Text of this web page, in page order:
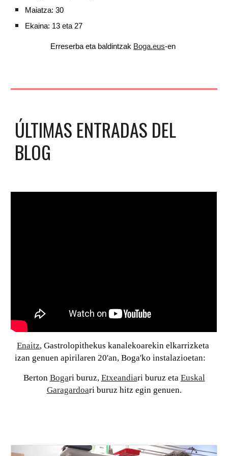
Maiatza: 30
Ekaina: 13 eta 27
Erreserba eta baldintzak Boga.eus-en
ÚLTIMAS ENTRADAS DEL
BLOG
Enaitz, Gastrolopithekus kanalekoarekin elkarrizketa
izan genuen apirilaren 20'an, Boga'ko instalazioetan:
Berton Bogari buruz, Etxeandiari buruz eta Euskal
Garagardoari buruz hitz egin genuen.